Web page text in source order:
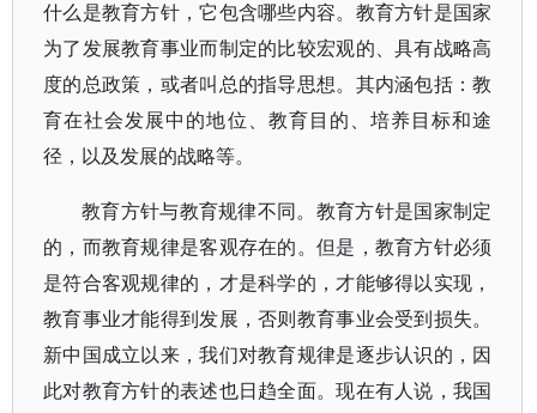
什么是教育方针，它包含哪些内容。教育方针是国家
为了发展教育事业而制定的比较宏观的、具有战略高
度的总政策，或者叫总的指导思想。其内涵包括：教
育在社会发展中的地位、教育目的、培养目标和途
径，以及发展的战略等。
教育方针与教育规律不同。教育方针是国家制定
的，而教育规律是客观存在的。但是，教育方针必须
是符合客观规律的，才是科学的，才能够得以实现，
教育事业才能得到发展，否则教育事业会受到损失。
新中国成立以来，我们对教育规律是逐步认识的，因
此对教育方针的表述也日趋全面。现在有人说，我国